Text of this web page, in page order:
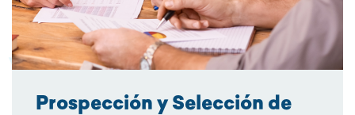
Prospección y Selección de